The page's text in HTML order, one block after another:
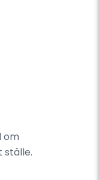
om
ställe.